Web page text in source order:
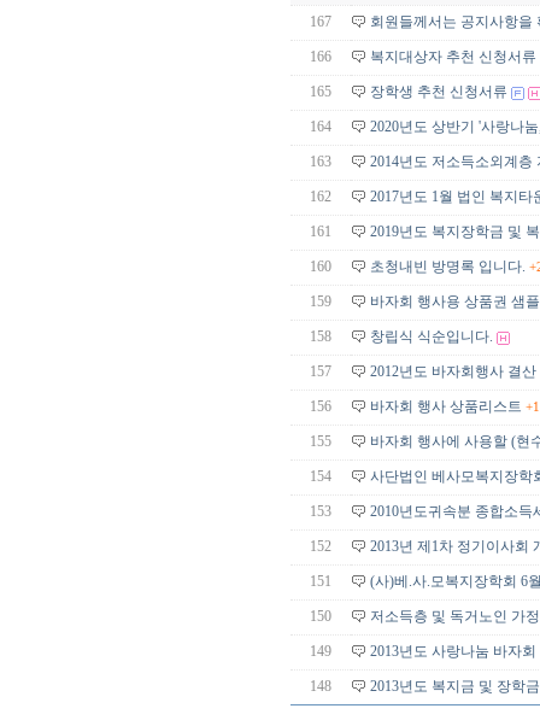
167 회원들께서는 공지사항
166 복지대상자 추천 신청서류
165 장학생 추천 신청서류
164 2020년도 상반기 '사랑나
163 2014년도 저소득소외계층
162 2017년도 1월 법인 복지타
161 2019년도 복지장학금 및
160 초청내빈 방명록 입니다.
159 바자회 행사용 상품권 샘
158 창립식 식순입니다.
157 2012년도 바자회행사 결산
156 바자회 행사 상품리스트 +1
155 바자회 행사에 사용할 (현
154 사단법인 베사모복지장
153 2010년도귀속분 종합소
152 2013년 제1차 정기이사회
151 (사)베.사.모복지장학회 6
150 저소득층 및 독거노인 가
149 2013년도 사랑나눔 바자
148 2013년도 복지금 및 장학